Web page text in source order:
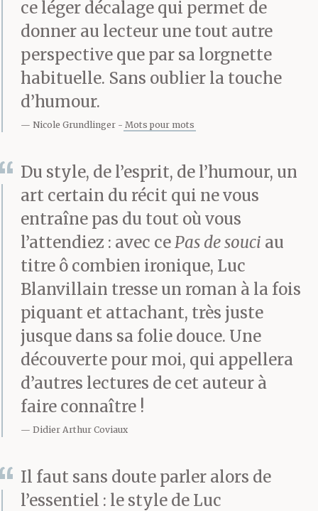
ce léger décalage qui permet de
donner au lecteur une tout autre
perspective que par sa lorgnette
habituelle. Sans oublier la touche
d’humour.
Nicole Grundlinger Mots pour mots
Du style, de l’esprit, de l’humour, un
art certain du récit qui ne vous
entraîne pas du tout où vous
l’attendiez : avec cePas de souci au
titre ô combien ironique, Luc
Blanvillain tresse un roman à la fois
piquant et attachant, très juste
jusque dans sa folie douce. Une
découverte pour moi, qui appellera
d’autres lectures de cet auteur à
faire connaître !
Didier Arthur Coviaux
Il faut sans doute parler alors de
l’essentiel : le style de Luc